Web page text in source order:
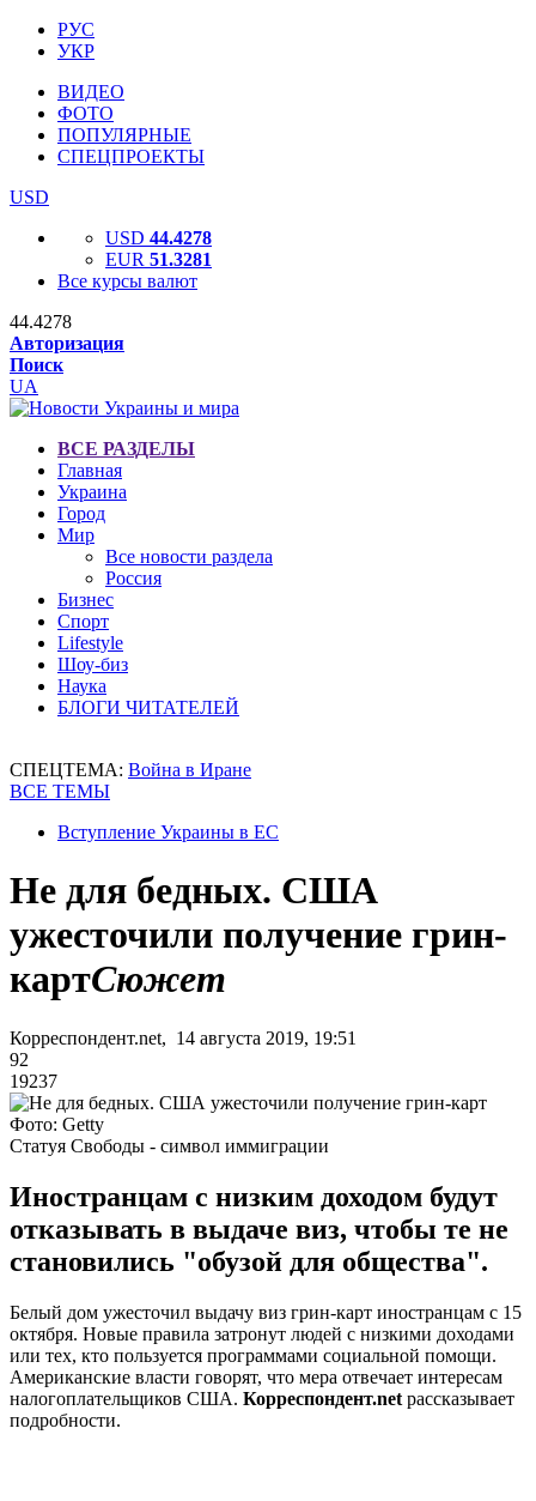
РУС
УКР
ВИДЕО
ФОТО
ПОПУЛЯРНЫЕ
СПЕЦПРОЕКТЫ
USD
USD 44.4278
EUR 51.3281
Все курсы валют
44.4278
Авторизация
Поиск
UA
ВСЕ РАЗДЕЛЫ
Главная
Украина
Город
Мир
Все новости раздела
Россия
Бизнес
Спорт
Lifestyle
Шоу-биз
Наука
БЛОГИ ЧИТАТЕЛЕЙ
СПЕЦТЕМА: Война в Иране
ВСЕ ТЕМЫ
Вступление Украины в ЕС
Не для бедных. США
ужесточили получение грин-
картСюжет
Корреспондент.net, 14 августа 2019, 19:51
92
19237
Фото: Getty
Статуя Свободы - символ иммиграции
Иностранцам с низким доходом будут
отказывать в выдаче виз, чтобы те не
становились "обузой для общества".
Белый дом ужесточил выдачу виз грин-карт иностранцам с 15
октября. Новые правила затронут людей с низкими доходами
или тех, кто пользуется программами социальной помощи.
Американские власти говорят, что мера отвечает интересам
налогоплательщиков США. Корреспондент.net рассказывает
подробности.